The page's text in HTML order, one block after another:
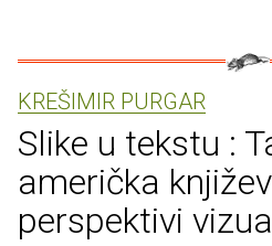
KREŠIMIR PURGAR
Slike u tekstu :
američka
perspektivi